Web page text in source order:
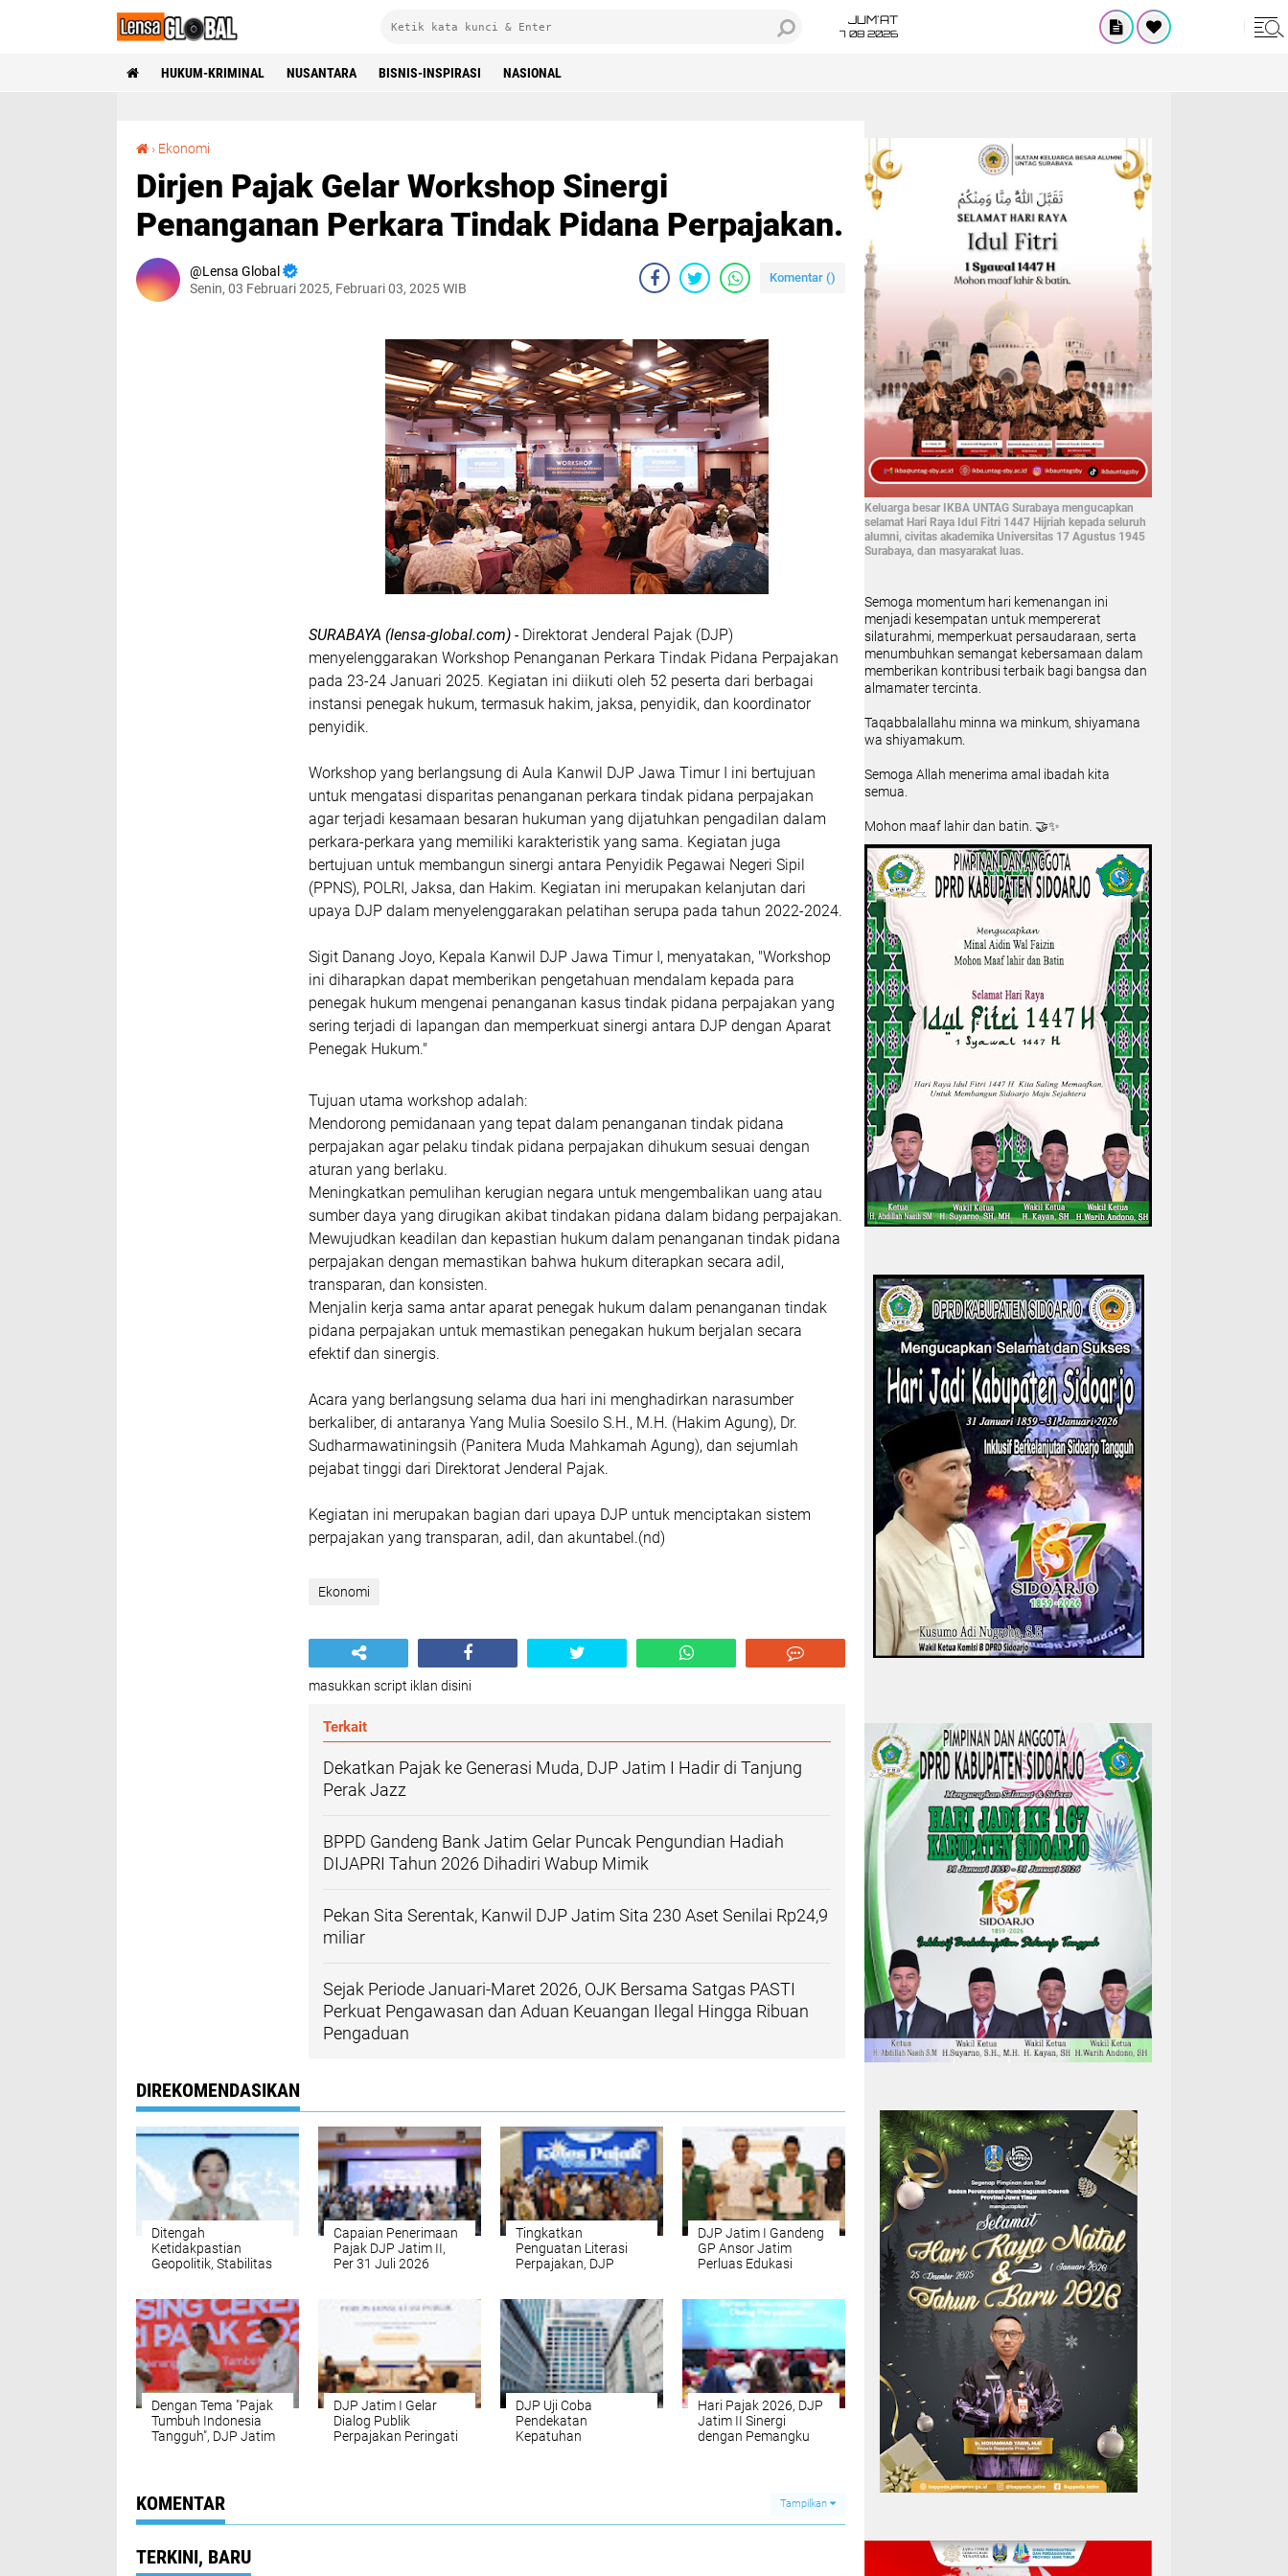
JUM'AT
7 08 2026
HUKUM-KRIMINAL NUSANTARA BISNIS-INSPIRASI NASIONAL
› Ekonomi
Dirjen Pajak Gelar Workshop Sinergi
Penanganan Perkara Tindak Pidana Perpajakan.
Lensa Global
Senin, 03 Februari 2025, Februari 03, 2025 WIB
Komentar ()
SURABAYA (lensa-global.com) - Direktorat Jenderal Pajak (DJP)
menyelenggarakan Workshop Penanganan Perkara Tindak Pidana Perpajakan
pada 23-24 Januari 2025. Kegiatan ini diikuti oleh 52 peserta dari berbagai
instansi penegak hukum, termasuk hakim, jaksa, penyidik, dan koordinator
penyidik.
Workshop yang berlangsung di Aula Kanwil DJP Jawa Timur I ini bertujuan
untuk mengatasi disparitas penanganan perkara tindak pidana perpajakan
agar terjadi kesamaan besaran hukuman yang dijatuhkan pengadilan dalam
perkara-perkara yang memiliki karakteristik yang sama. Kegiatan juga
bertujuan untuk membangun sinergi antara Penyidik Pegawai Negeri Sipil
(PPNS), POLRI, Jaksa, dan Hakim. Kegiatan ini merupakan kelanjutan dari
upaya DJP dalam menyelenggarakan pelatihan serupa pada tahun 2022-2024.
Sigit Danang Joyo, Kepala Kanwil DJP Jawa Timur I, menyatakan, "Workshop
ini diharapkan dapat memberikan pengetahuan mendalam kepada para
penegak hukum mengenai penanganan kasus tindak pidana perpajakan yang
sering terjadi di lapangan dan memperkuat sinergi antara DJP dengan Aparat
Penegak Hukum."
Tujuan utama workshop adalah:
Mendorong pemidanaan yang tepat dalam penanganan tindak pidana
perpajakan agar pelaku tindak pidana perpajakan dihukum sesuai dengan
aturan yang berlaku.
Meningkatkan pemulihan kerugian negara untuk mengembalikan uang atau
sumber daya yang dirugikan akibat tindakan pidana dalam bidang perpajakan.
Mewujudkan keadilan dan kepastian hukum dalam penanganan tindak pidana
perpajakan dengan memastikan bahwa hukum diterapkan secara adil,
transparan, dan konsisten.
Menjalin kerja sama antar aparat penegak hukum dalam penanganan tindak
pidana perpajakan untuk memastikan penegakan hukum berjalan secara
efektif dan sinergis.
Acara yang berlangsung selama dua hari ini menghadirkan narasumber
berkaliber, di antaranya Yang Mulia Soesilo S.H., M.H. (Hakim Agung), Dr.
Sudharmawatiningsih (Panitera Muda Mahkamah Agung), dan sejumlah
pejabat tinggi dari Direktorat Jenderal Pajak.
Kegiatan ini merupakan bagian dari upaya DJP untuk menciptakan sistem
perpajakan yang transparan, adil, dan akuntabel.(nd)
Ekonomi
masukkan script iklan disini
Terkait
Dekatkan Pajak ke Generasi Muda, DJP Jatim I Hadir di Tanjung
Perak Jazz
BPPD Gandeng Bank Jatim Gelar Puncak Pengundian Hadiah
DIJAPRI Tahun 2026 Dihadiri Wabup Mimik
Pekan Sita Serentak, Kanwil DJP Jatim Sita 230 Aset Senilai Rp24,9
miliar
Sejak Periode Januari-Maret 2026, OJK Bersama Satgas PASTI
Perkuat Pengawasan dan Aduan Keuangan Ilegal Hingga Ribuan
Pengaduan
DIREKOMENDASIKAN
Ditengah
Ketidakpastian
Geopolitik, Stabilitas
2026 Pasar Saham
Alami Penguatan
10,51 persen
Capaian Penerimaan
Pajak DJP Jatim II,
Per 31 Juli 2026
Tingkatkan
Penguatan Literasi
Perpajakan, DJP
DJP Jatim I Gandeng
GP Ansor Jatim
Perluas Edukasi
Dengan Tema "Pajak
Tumbuh Indonesia
Tangguh", DJP Jatim
DJP Jatim I Gelar
Dialog Publik
Perpajakan Peringati
DJP Uji Coba
Pendekatan
Kepatuhan
Hari Pajak 2026, DJP
Jatim II Sinergi
dengan Pemangku
KOMENTAR Tampilkan
TERKINI, BARU
Keluarga besar IKBA UNTAG Surabaya mengucapkan
selamat Hari Raya Idul Fitri 1447 Hijriah kepada seluruh
alumni, civitas akademika Universitas 17 Agustus 1945
Surabaya, dan masyarakat luas.
Semoga momentum hari kemenangan ini
menjadi kesempatan untuk mempererat
silaturahmi, memperkuat persaudaraan, serta
menumbuhkan semangat kebersamaan dalam
memberikan kontribusi terbaik bagi bangsa dan
almamater tercinta.
Taqabbalallahu minna wa minkum, shiyamana
wa shiyamakum.
Semoga Allah menerima amal ibadah kita
semua.
Mohon maaf lahir dan batin. 🤝✨